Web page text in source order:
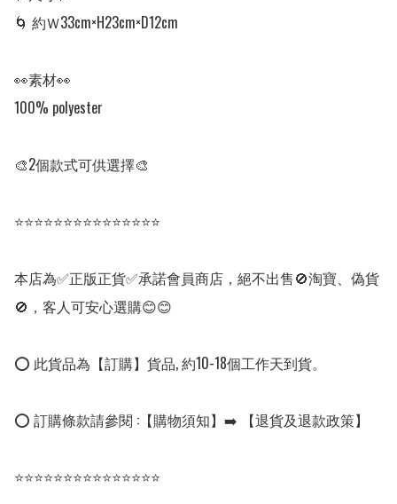
🌀 約Ｗ33cm×H23cm×D12cm
👀素材👀
100% polyester
🎨2個款式可供選擇🎨
⭐⭐⭐⭐⭐⭐⭐⭐⭐⭐⭐⭐⭐⭐⭐
本店為✅正版正貨✅承諾會員商店，絕不出售🚫淘寶、偽貨
🚫，客人可安心選購😊😊
⭕ 此貨品為【訂購】貨品, 約10-18個工作天到貨。
⭕ 訂購條款請參閱 :【購物須知】➡️ 【退貨及退款政策】
⭐⭐⭐⭐⭐⭐⭐⭐⭐⭐⭐⭐⭐⭐⭐